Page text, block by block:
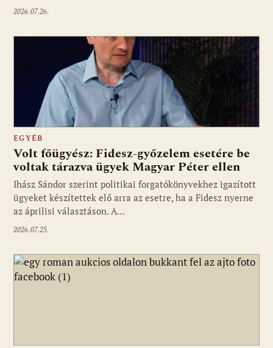
2026.07.26.
EGYÉB
Volt főügyész: Fidesz-győzelem esetére be
voltak tárazva ügyek Magyar Péter ellen
Ihász Sándor szerint politikai forgatókönyvekhez igazított
ügyeket készítettek elő arra az esetre, ha a Fidesz nyerne
az áprilisi választáson. A…
2026.07.25.